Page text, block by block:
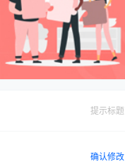
提示标题
确认修改